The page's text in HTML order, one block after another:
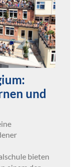
und
bieten